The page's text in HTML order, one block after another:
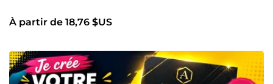
À partir de 18,76 $US